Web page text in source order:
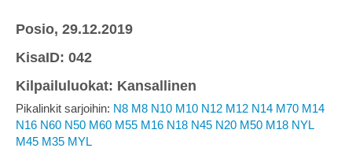
Posio, 29.12.2019
KisaID: 042
Kilpailuluokat: Kansallinen
Pikalinkit sarjoihin: N8 M8 N10 M10 N12 M12 N14 M70 M14
N16 N60 N50 M60 M55 M16 N18 N45 N20 M50 M18 NYL
M45 M35 MYL